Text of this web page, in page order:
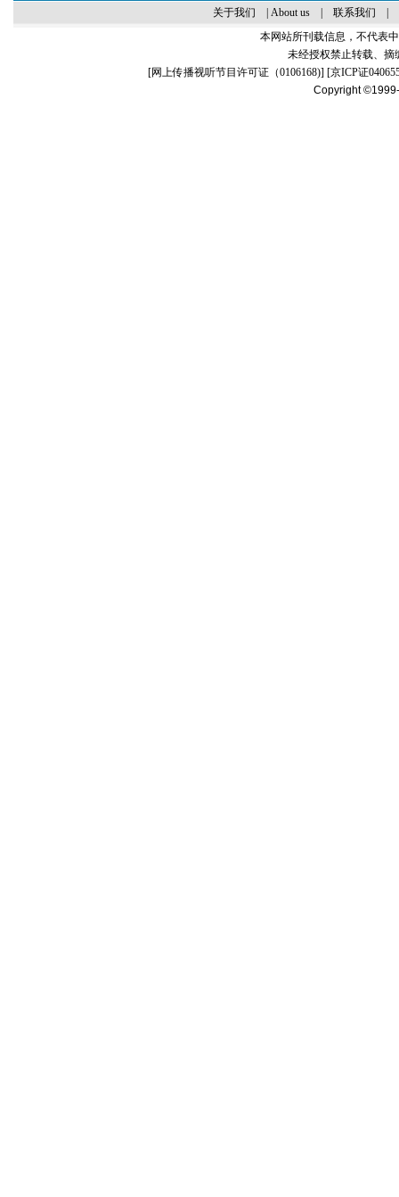
关于我们 About us| 联系我们
本网站所刊载信息，不代表
未经授权禁止转载、摘
[网上传播视听节目许可证（0106168)] [京ICP证
Copyright